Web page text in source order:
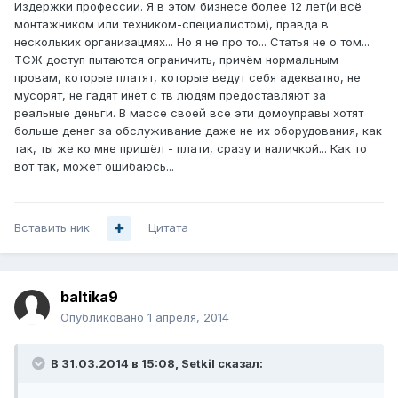
Издержки профессии. Я в этом бизнесе более 12 лет(и всё
монтажником или техником-специалистом), правда в
нескольких организацмях... Но я не про то... Статья не о том...
ТСЖ доступ пытаются ограничить, причём нормальным
провам, которые платят, которые ведут себя адекватно, не
мусорят, не гадят инет с тв людям предоставляют за
реальные деньги. В массе своей все эти домоуправы хотят
больше денег за обслуживание даже не их оборудования, как
так, ты же ко мне пришёл - плати, сразу и наличкой... Как то
вот так, может ошибаюсь...
Вставить ник Цитата
baltika9
Опубликовано 1 апреля, 2014
В 31.03.2014 в 15:08, Setkil сказал: